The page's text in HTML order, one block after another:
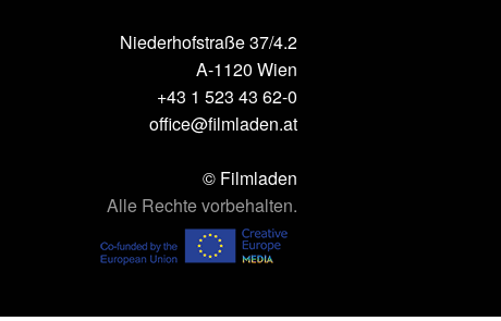
Niederhofstraße 37/4.2
A-1120 Wien
+43 1 523 43 62-0
office@filmladen.at
© Filmladen
Alle Rechte vorbehalten.